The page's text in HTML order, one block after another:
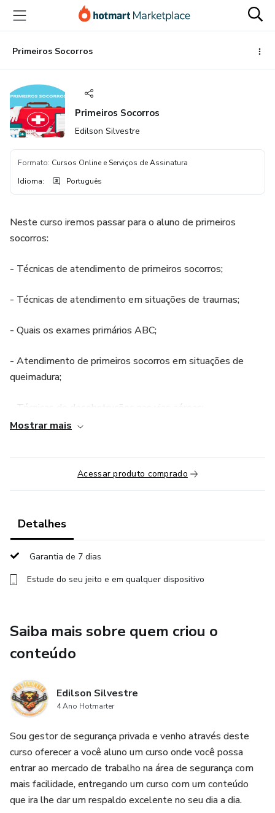
para
conteúdo
principal
para
pagamento
para
rodapé
Primeiros Socorros
Primeiros Socorros
Edilson Silvestre
Formato: Cursos Online e Serviços de Assinatura
Idioma: Português
Neste curso iremos passar para o aluno de primeiros
socorros:
- Técnicas de atendimento de primeiros socorros;
- Técnicas de atendimento em situações de traumas;
- Quais os exames primários ABC;
- Atendimento de primeiros socorros em situações de
queimadura;
- Técnicas de desobstruções nas vias aéreas;
situações de primeiros socorros.
Mostrar mais
Acessar produto comprado
Detalhes
Garantia de 7 dias
Estude do seu jeito e em qualquer dispositivo
Saiba mais sobre quem criou o
conteúdo
Edilson Silvestre
4 Ano Hotmarter
Sou gestor de segurança privada e venho através deste
curso oferecer a você aluno um curso onde você possa
entrar ao mercado de trabalho na área de segurança com
mais facilidade, entregando um curso com um conteúdo
que ira lhe dar um respaldo excelente no seu dia a dia.